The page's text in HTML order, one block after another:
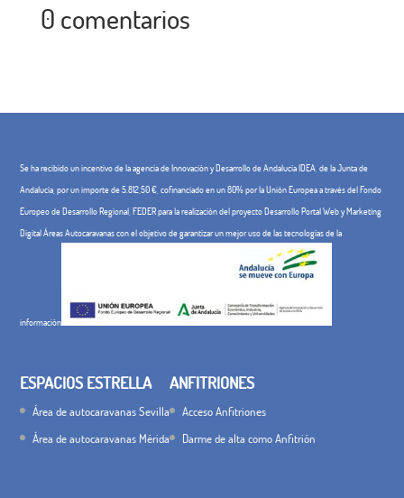
0 comentarios
Se ha recibido un incentivo de la agencia de Innovación y Desarrollo de Andalucía IDEA, de la Junta de
Andalucía, por un importe de 5.812,50 €, cofinanciado en un 80% por la Unión Europea a través del Fondo
Europeo de Desarrollo Regional, FEDER para la realización del proyecto Desarrollo Portal Web y Marketing
Digital Áreas Autocaravanas con el objetivo de garantizar un mejor uso de las tecnologías de la
información
ESPACIOS ESTRELLA
Área de autocaravanas Sevilla
Área de autocaravanas Mérida
ANFITRIONES
Acceso Anfitriones
Darme de alta como Anfitrión